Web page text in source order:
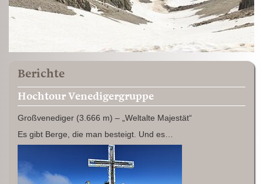
Berichte
Hochtour Venedigergruppe
Großvenediger (3.666 m) – „Weltalte Majestät“
Es gibt Berge, die man besteigt. Und es…